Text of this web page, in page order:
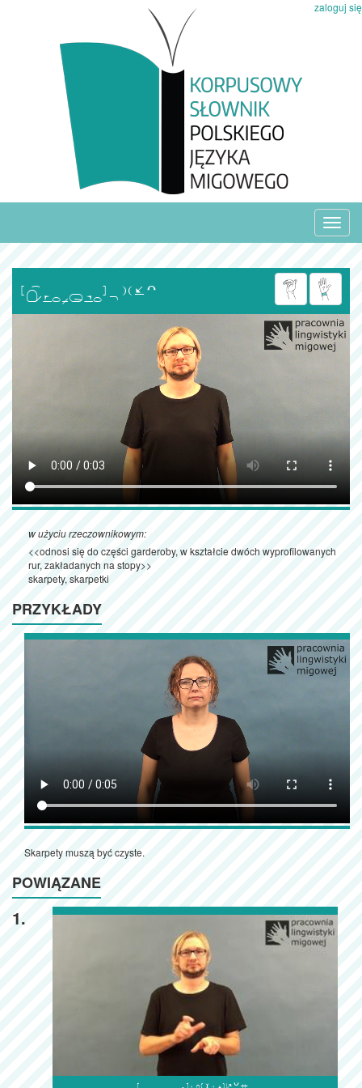
zaloguj się

w użyciu rzeczownikowym:
<<odnosi się do części garderoby, w kształcie dwóch wyprofilowanych
rur, zakładanych na stopy>>
skarpety, skarpetki
PRZYKŁADY
Skarpety muszą być czyste.
POWIĄZANE
1.